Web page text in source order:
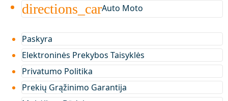
directions_carAuto Moto
Paskyra
Elektroninės Prekybos Taisyklės
Privatumo Politika
Prekių Grąžinimo Garantija